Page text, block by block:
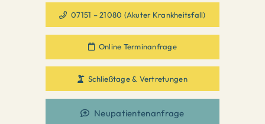
07151 – 21080 (Akuter Krankheitsfall)
Online Terminanfrage
Schließtage & Vertretungen
Neupatientenanfrage